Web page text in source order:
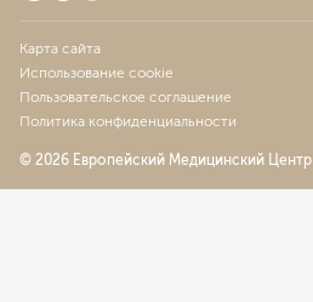
Карта сайта
Использование cookie
Пользовательское соглашение
Политика конфиденциальности
© 2026 Европейский Медицинский Центр